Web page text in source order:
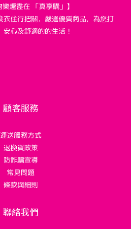
樂趣盡在 「真享購」】
衣住行把關，嚴選優質商品，為您打
安心及舒適的的生活！
顧客服務
運送服務方式
退換貨政策
防詐騙宣導
常見問題
條款與細則
聯絡我們